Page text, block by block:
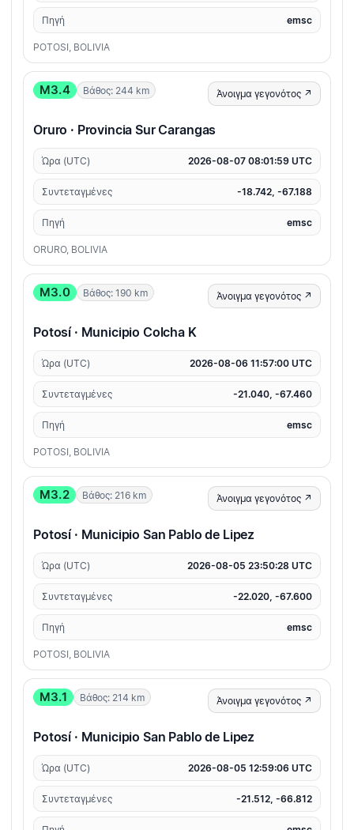
Πηγή emsc
POTOSI, BOLIVIA
M3.4 Βάθος: 244 km Άνοιγμα γεγονότος ↗
Oruro · Provincia Sur Carangas
Ώρα (UTC) 2026-08-07 08:01:59 UTC
Συντεταγμένες -18.742, -67.188
Πηγή emsc
ORURO, BOLIVIA
M3.0 Βάθος: 190 km Άνοιγμα γεγονότος ↗
Potosí · Municipio Colcha K
Ώρα (UTC) 2026-08-06 11:57:00 UTC
Συντεταγμένες -21.040, -67.460
Πηγή emsc
POTOSI, BOLIVIA
M3.2 Βάθος: 216 km Άνοιγμα γεγονότος ↗
Potosí · Municipio San Pablo de Lipez
Ώρα (UTC) 2026-08-05 23:50:28 UTC
Συντεταγμένες -22.020, -67.600
Πηγή emsc
POTOSI, BOLIVIA
M3.1 Βάθος: 214 km Άνοιγμα γεγονότος ↗
Potosí · Municipio San Pablo de Lipez
Ώρα (UTC) 2026-08-05 12:59:06 UTC
Συντεταγμένες -21.512, -66.812